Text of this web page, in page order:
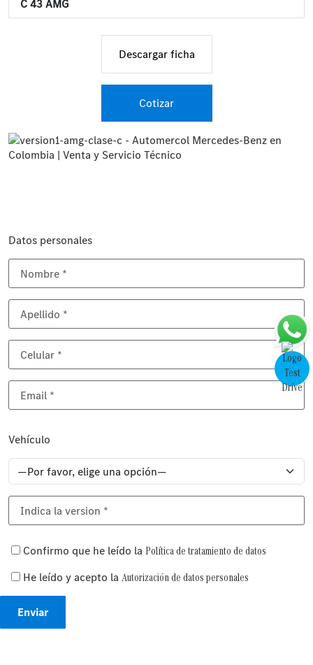
Descargar ficha
Cotizar
Datos personales
Vehículo
Confirmo que he leído la Política de tratamiento de datos
He leído y acepto la Autorización de datos personales